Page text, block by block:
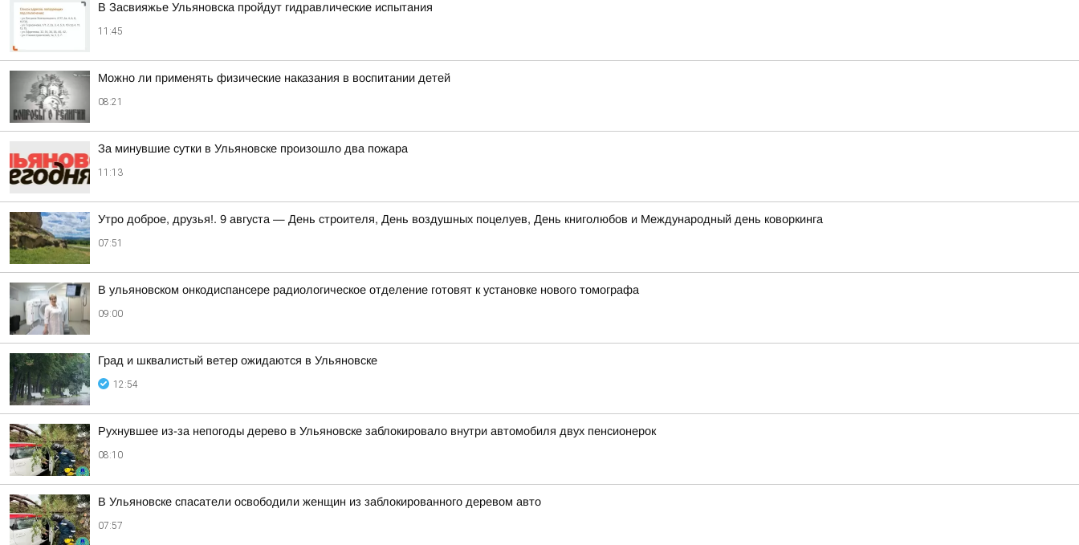
В Засвияжье Ульяновска пройдут гидравлические испытания
11:45
Можно ли применять физические наказания в воспитании детей
08:21
За минувшие сутки в Ульяновске произошло два пожара
11:13
Утро доброе, друзья!. 9 августа — День строителя, День воздушных поцелуев, День книголюбов и Международный день коворкинга
07:51
В ульяновском онкодиспансере радиологическое отделение готовят к установке нового томографа
09:00
Град и шквалистый ветер ожидаются в Ульяновске
12:54
Рухнувшее из-за непогоды дерево в Ульяновске заблокировало внутри автомобиля двух пенсионерок
08:10
В Ульяновске спасатели освободили женщин из заблокированного деревом авто
07:57